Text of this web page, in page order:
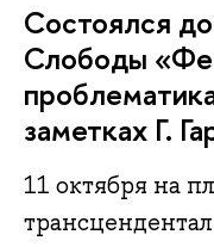
Состоялся
Слободы
заметках Г.
11 октября на